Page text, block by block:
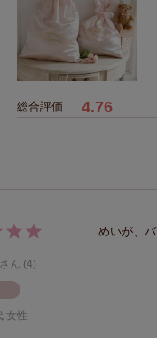
4.76
4
女性
めいが、